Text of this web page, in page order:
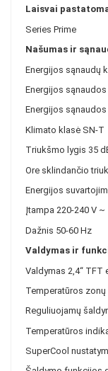
Laisvai
Series Prime
Našumas ir
Energijos sąnaudų
Energijos
Energijos
Klimato klasė SN-T
Triukšmo lygis 35
Ore sklindančio
Energijos
Įtampa 220-240 V ~
Dažnis 50-60 Hz
Valdymas ir
Valdymas 2,4“ TFT
Temperatūros
Reguliuojamų
Temperatūros
SuperCool